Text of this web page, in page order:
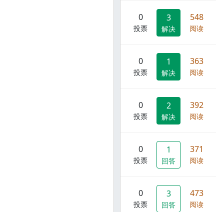
0
投票
3
解决
548
阅读
0
投票
1
解决
363
阅读
0
投票
2
解决
392
阅读
0
投票
1
回答
371
阅读
0
投票
3
回答
473
阅读